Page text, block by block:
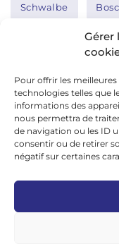
Gérer
Pour offrir les
technologies telles que
informations des
nous permettra de
de navigation ou les ID
consentir ou de retirer
négatif sur certaines
Schwalbe
Thule
Réseaux
google news
facebook
twitter